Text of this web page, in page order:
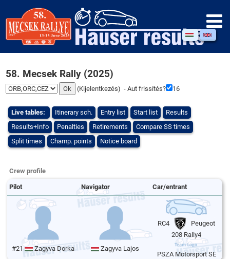
58. Mecsek Rally (2025)
(Kijelentkezés) - Aut frissítés? 16
Live tables: Itinerary sch. Entry list Start list
Results
Results+Info
Penalties Retirements
Compare SS times
Split times
Champ. points Notice board
Crew profile
Pilot Navigator Car/entrant
#21 Zagyva Dorka Zagyva Lajos
RC4
Peugeot
208 Rally4
PSZA Motorsport SE